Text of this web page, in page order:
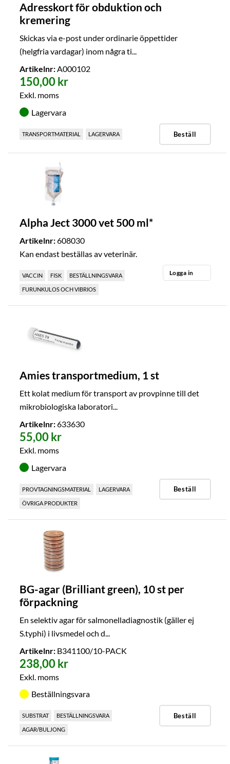
Adresskort för obduktion och
kremering
Skickas via e-post under ordinarie öppettider
(helgfria vardagar) inom några ti...
Artikelnr:A000102
150,00 kr
Exkl. moms
Lagervara
TRANSPORTMATERIAL LAGERVARA Beställ
Alpha Ject 3000 vet 500 ml*
Artikelnr:608030
Kan endast beställas av veterinär.
VACCIN FISK BESTÄLLNINGSVARA
FURUNKULOS OCH VIBRIOS
Logga in
Amies transportmedium, 1 st
Ett kolat medium för transport av provpinne till det
mikrobiologiska laboratori...
Artikelnr:633630
55,00 kr
Exkl. moms
Lagervara
PROVTAGNINGSMATERIAL LAGERVARA
ÖVRIGA PRODUKTER
Beställ
BG-agar (Brilliant green), 10 st per
förpackning
En selektiv agar för salmonelladiagnostik (gäller ej
S.typhi) i livsmedel och d...
Artikelnr:B341100/10-PACK
238,00 kr
Exkl. moms
Beställningsvara
SUBSTRAT BESTÄLLNINGSVARA
AGAR/BULJONG
Beställ